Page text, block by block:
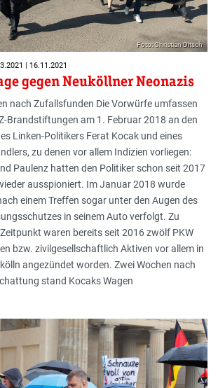
Foto: Christian Ditsch
| 16.11.2021
gegen Neuköllner Neonazis
nach Zufallsfunden Die Vorwürfe umfassen
Brandstiftungen am 1. Februar 2018 an den
Linken-Politikers Ferat Kocak und eines
zu denen vor allem Indizien vorliegen:
Paulenz hatten den Politiker schon seit 2017
ausspioniert. Im Januar 2018 wurde
einem Treffen sogar unter den Augen des
in seinem Auto verfolgt. Zu
waren bereits seit 2016 zwölf PKW
bzw. zivilgesellschaftlich Aktiven vor allem in
angezündet worden. Zwei Wochen nach
stand Kocaks Wagen